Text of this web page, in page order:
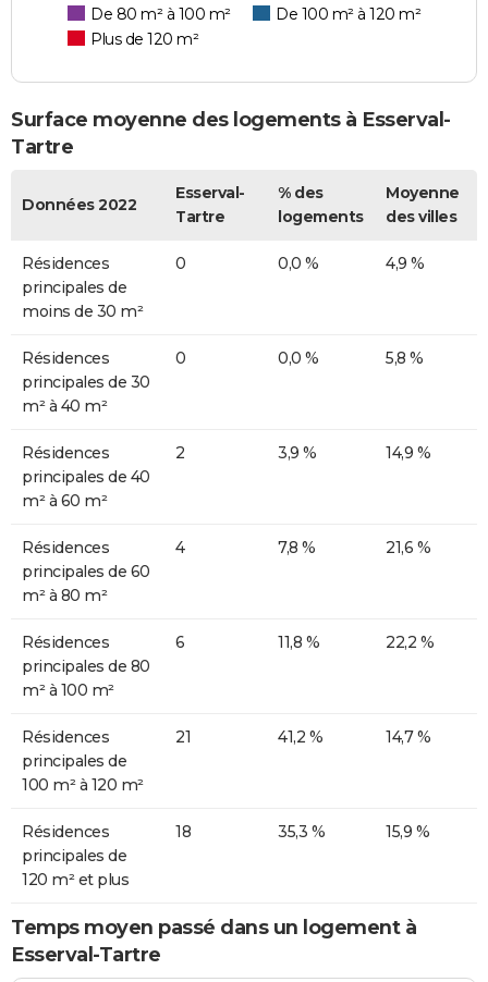
De 80 m² à 100 m²
De 100 m² à 120 m²
Plus de 120 m²
Surface moyenne des logements à Esserval-
Tartre
Données 2022
Esserval-
Tartre
% des
logements
Moyenne
des villes
Résidences
principales de
moins de 30 m²
0 0,0 % 4,9 %
Résidences
principales de 30
m² à 40 m²
0 0,0 % 5,8 %
Résidences
principales de 40
m² à 60 m²
2 3,9 % 14,9 %
Résidences
principales de 60
m² à 80 m²
4 7,8 % 21,6 %
Résidences
principales de 80
m² à 100 m²
6 11,8 % 22,2 %
Résidences
principales de
100 m² à 120 m²
21 41,2 % 14,7 %
Résidences
principales de
120 m² et plus
18 35,3 % 15,9 %
Temps moyen passé dans un logement à
Esserval-Tartre